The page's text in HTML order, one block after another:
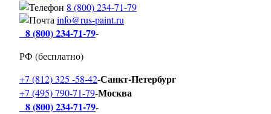
8 (800) 234-71-79
info@rus-paint.ru
8 (800) 234-71-79-
РФ (бесплатно)
+7 (812) 325 -58-42-Санкт-Петербург
+7 (495) 790-71-79-Москва
8 (800) 234-71-79-